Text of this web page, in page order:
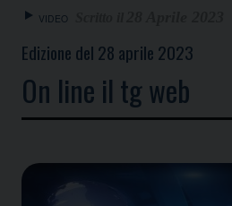
VIDEO
Edizione del 28 aprile 2023
On line il tg web